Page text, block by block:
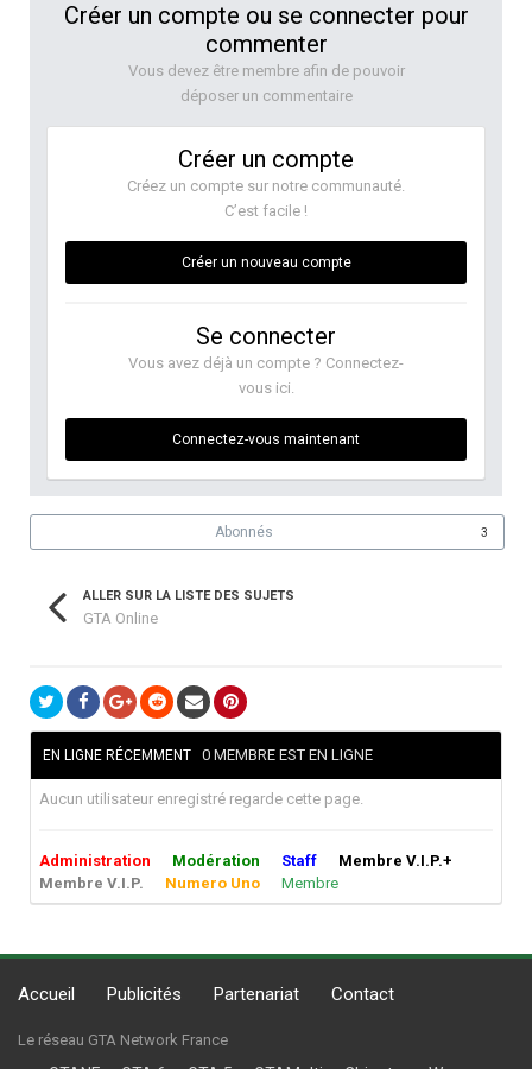
Créer un compte ou se connecter pour
commenter
Vous devez être membre afin de pouvoir
déposer un commentaire
Créer un compte
Créez un compte sur notre communauté.
C’est facile !
Créer un nouveau compte
Se connecter
Vous avez déjà un compte ? Connectez-
vous ici.
Connectez-vous maintenant
Abonnés 3
ALLER SUR LA LISTE DES SUJETS
GTA Online
EN LIGNE RÉCEMMENT 0 MEMBRE EST EN LIGNE
Aucun utilisateur enregistré regarde cette page.
Administration Modération Staff
Membre V.I.P.+
Membre V.I.P.
Numero Uno Membre
Accueil Publicités Partenariat Contact
Le réseau GTA Network France